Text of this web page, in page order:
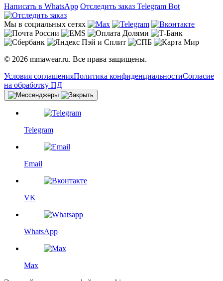
Написать в WhatsApp Отследить заказ Telegram Bot
Мы в социальных сетях
© 2026 mmawear.ru. Все права защищены.
Условия соглашенияПолитика конфиденциальностиСогласие
на обработку ПД
Telegram
Email
VK
WhatsApp
Max